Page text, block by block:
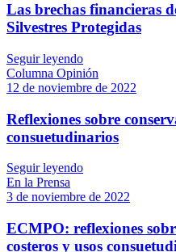
Las brechas financieras
Silvestres Protegidas
Seguir leyendo
Columna Opinión
12 de noviembre de 2022
Reflexiones sobre
consuetudinarios
Seguir leyendo
En la Prensa
3 de noviembre de 2022
ECMPO: reflexiones
costeros y usos